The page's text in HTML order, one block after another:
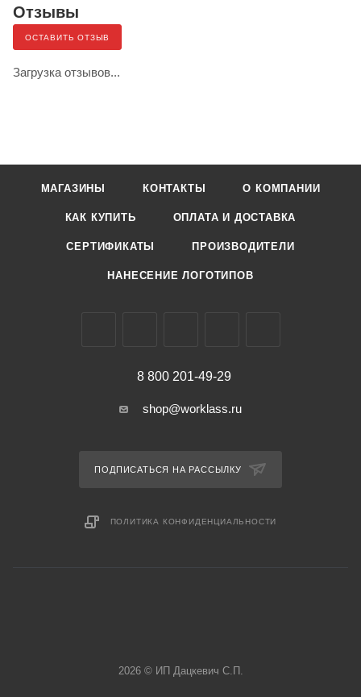
Отзывы
ОСТАВИТЬ ОТЗЫВ
Загрузка отзывов...
МАГАЗИНЫ КОНТАКТЫ О КОМПАНИИ
КАК КУПИТЬ ОПЛАТА И ДОСТАВКА
СЕРТИФИКАТЫ ПРОИЗВОДИТЕЛИ
НАНЕСЕНИЕ ЛОГОТИПОВ
8 800 201-49-29
shop@worklass.ru
ПОДПИСАТЬСЯ НА РАССЫЛКУ
ПОЛИТИКА КОНФИДЕНЦИАЛЬНОСТИ
2026 © ИП Дацкевич С.П.